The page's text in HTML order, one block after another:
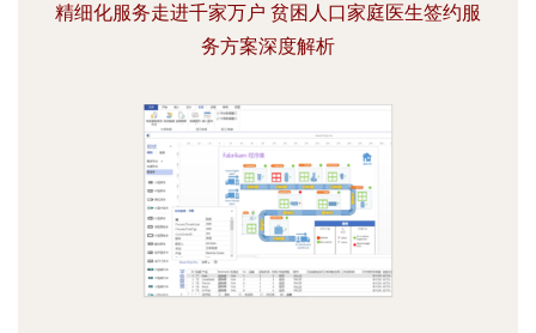
精细化服务走进千家万户 贫困人口家庭医生签约服
务方案深度解析